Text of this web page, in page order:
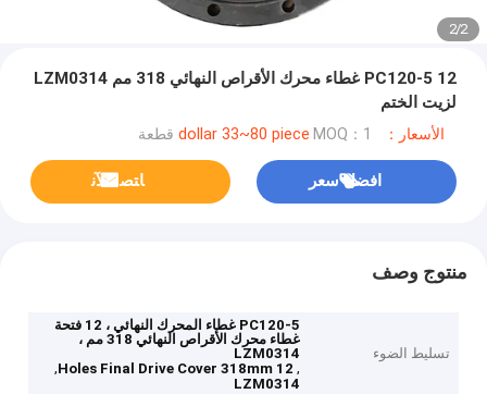
2
/
2
PC120-5 12 غطاء محرك الأقراص النهائي 318 مم LZM0314
لزيت الختم
الأسعار：dollar 33~80 piece MOQ：1 قطعة
افضل سعر ﺎﺘﺼﻟ ﺍﻶﻧ
منتوج وصف
تسليط الضوء
PC120-5 غطاء المحرك النهائي ، 12 فتحة
غطاء محرك الأقراص النهائي 318 مم ،
LZM0314
,
12 Holes Final Drive Cover 318mm
,
LZM0314